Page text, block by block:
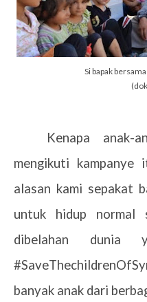
Si bapak
Kenapa anak-
mengikuti kampanye
alasan kami sepakat
untuk hidup normal
dibelahan dunia
banyak anak dari